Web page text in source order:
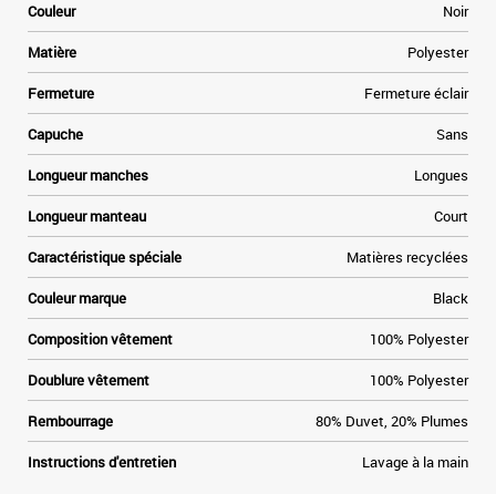
Couleur Noir
Matière Polyester
Fermeture Fermeture éclair
Capuche Sans
Longueur manches Longues
Longueur manteau Court
Caractéristique spéciale Matières recyclées
Couleur marque Black
Composition vêtement 100% Polyester
Doublure vêtement 100% Polyester
Rembourrage 80% Duvet, 20% Plumes
Instructions d'entretien Lavage à la main